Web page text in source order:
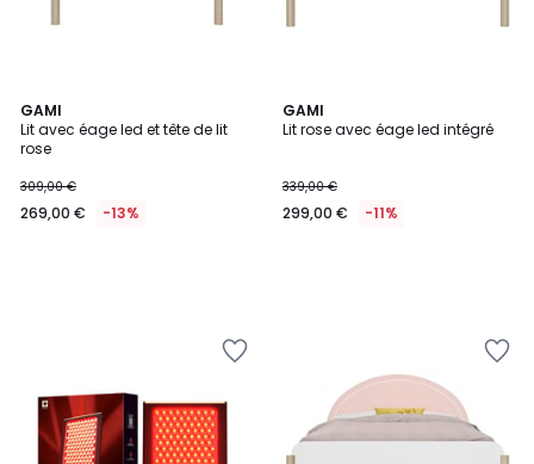
GAMI
Lit avec éage led et tête de lit
rose
309,00 €
269,00 € -13%
GAMI
Lit rose avec éage led intégré
339,00 €
299,00 € -11%